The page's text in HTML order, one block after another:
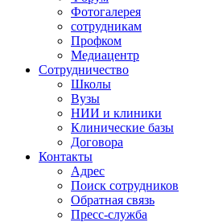
Фотогалерея
сотрудникам
Профком
Медиацентр
Сотрудничество
Школы
Вузы
НИИ и клиники
Клинические базы
Договора
Контакты
Адрес
Поиск сотрудников
Обратная связь
Пресс-служба